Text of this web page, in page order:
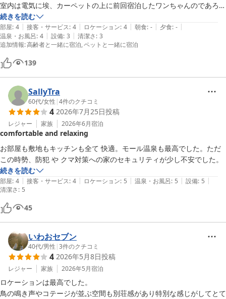
室内は電気に埃、カーペットの上に前回宿泊したワンちゃんのであろう
ご飯とやや清潔感は気になりましたが…
高齢の母には寝室までの階段はちょっときつかったかな…
とても楽しい旅になりました
続きを読む
部屋: 4 | 接客・サービス: 4 | ロケーション: 4 | 朝食: - | 夕食: - |
温泉・お風呂: 4 | 設備: 3 | 清潔さ: 3
追加情報:高齢者と一緒に宿泊 ペットと一緒に宿泊
139
SallyTra
60代/女性 |4件のクチコミ
4 2026年7月25日投稿
レジャー 家族 2026年6月宿泊
comfortable and relaxing
お部屋も敷地もキッチンも全て 快適。モール温泉も最高でした。ただ
この時勢、防犯 や クマ対策への家のセキュリティが少し不安でした。
続きを読む
部屋: 4 | 接客・サービス: 4 | ロケーション: 5 | 温泉・お風呂: 5 | 設備: 5 |
清潔さ: 5
45
いわおセブン
40代/男性 |3件のクチコミ
4 2026年5月8日投稿
レジャー 家族 2026年5月宿泊
ロケーションは最高でした。
鳥の鳴き声やコテージが並ぶ空間も別荘感があり特別な感じがしてとて